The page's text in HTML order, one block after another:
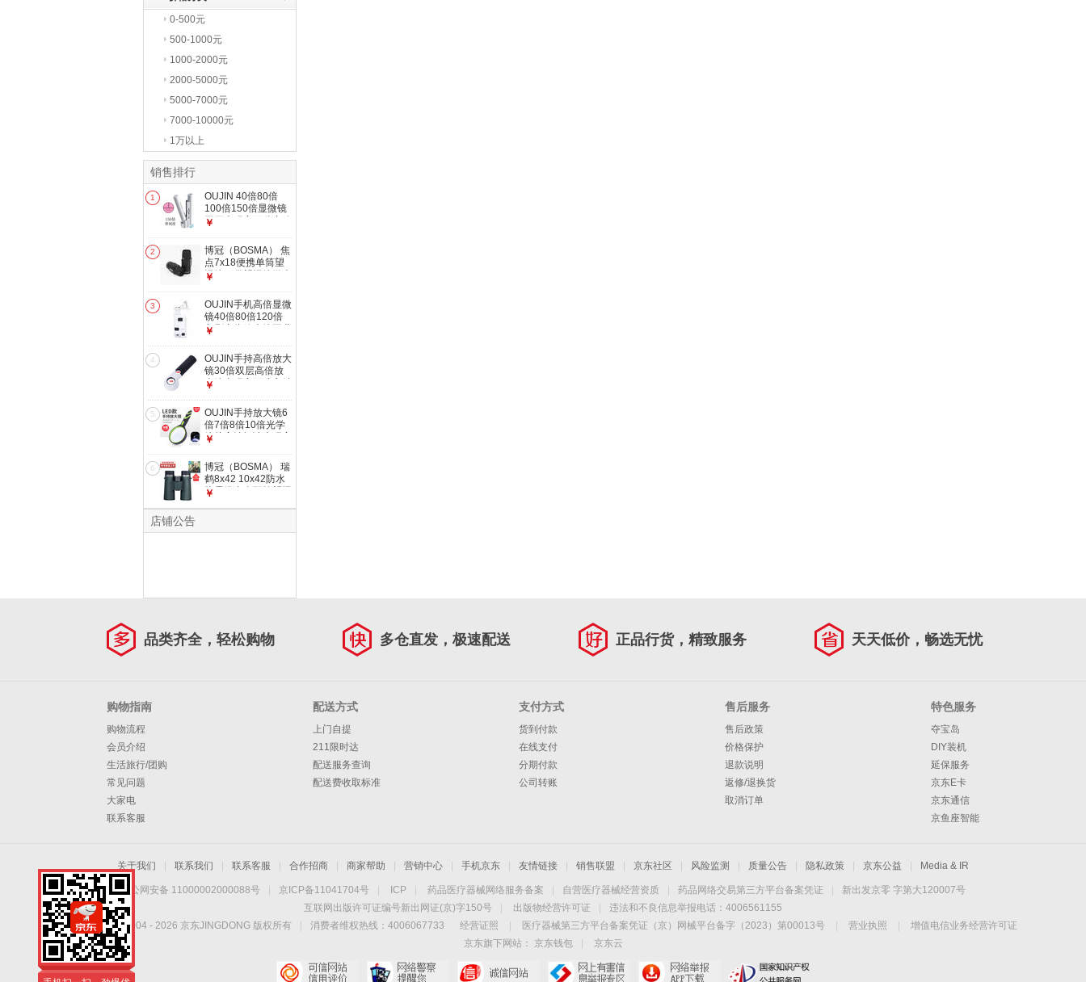
0-500元
500-1000元
1000-2000元
2000-5000元
5000-7000元
7000-10000元
1万以上
销售排行
1
OUJIN 40倍80倍
100倍150倍显微镜
玉石古玩字画鉴定放
150倍 带刻度
￥
2
博冠（BOSMA） 焦
点7x18便携单筒望
远镜口袋望远镜微光
河彻 7x18
￥
3
OUJIN手机高倍显微
镜40倍80倍120倍
印刷变倍放大镜工业
186（80-120倍）
￥
4
OUJIN手持高倍放大
镜30倍双层高倍放
大镜古玩字画珠宝精
面30mm（16倍30
倍）
￥
5
OUJIN手持放大镜6
倍7倍8倍10倍光学
镜片高清阅读古玩字
75mm 4倍 带灯
￥
6
博冠（BOSMA） 瑞
鹤8x42 10x42防水
防雾镁合金双筒望远
￥
店铺公告
品类齐全，轻松购物 多仓直发，极速配送 正品行货，精致服务 天天低价，畅选无忧
购物指南
购物流程
会员介绍
生活旅行/团购
常见问题
大家电
联系客服
配送方式
上门自提
211限时达
配送服务查询
配送费收取标准
支付方式
货到付款
在线支付
分期付款
公司转账
售后服务
售后政策
价格保护
退款说明
返修/退换货
取消订单
特色服务
夺宝岛
DIY装机
延保服务
京东E卡
京东通信
京鱼座智能
关于我们 联系我们 联系客服 合作招商 商家帮助 营销中心 手机京东 友情链接 销售联盟 京东社区 风险监测 质量公告 隐私政策 京东公益 Media & IR
京公网安备 11000002000088号 京ICP备11041704号 ICP 药品医疗器械网络服务备案 自营医疗器械经营资质 药品网络交易第三方平台备案凭证
新出发京零 字第大120007号
互联网出版许可证编号新出网证(京)字150号
出版物经营许可证
违法和不良信息举报电话：4006561155
Copyright © 2004 - 2026 京东JINGDONG 版权所有 消费者维权热线：4006067733 经营证照 医疗器械第三方平台备案凭证（京）网械平台备字（2023）第00013号 营业执照
增值电信业务经营许可证
京东旗下网站：
京东钱包
京东云
手机扫一扫，劲爆优
惠触手可得！